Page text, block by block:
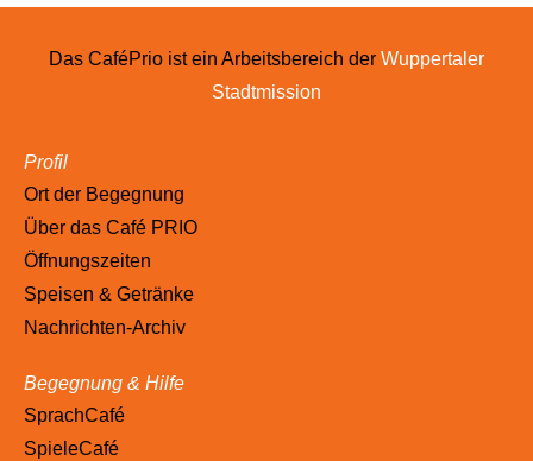
Das CaféPrio ist ein Arbeitsbereich der Wuppertaler
Stadtmission
Profil
Ort der Begegnung
Über das Café PRIO
Öffnungszeiten
Speisen & Getränke
Nachrichten-Archiv
Begegnung & Hilfe
SprachCafé
SpieleCafé